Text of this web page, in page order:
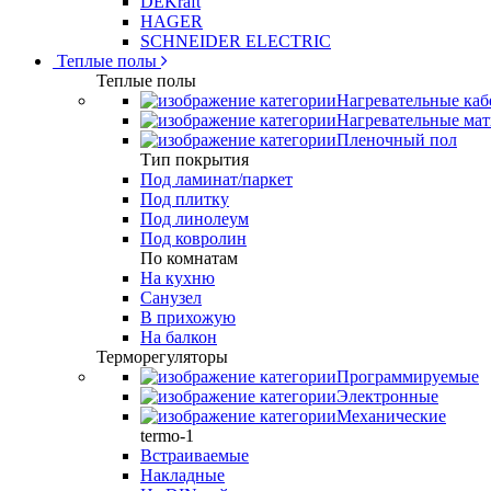
HAGER
SCHNEIDER ELECTRIC
Теплые полы
Теплые полы
Нагревательные
Нагревательные
Пленочный пол
Тип покрытия
Под ламинат/паркет
Под плитку
Под линолеум
Под ковролин
По комнатам
На кухню
Санузел
В прихожую
На балкон
Терморегуляторы
Программируемые
Электронные
Механические
termo-1
Встраиваемые
Накладные